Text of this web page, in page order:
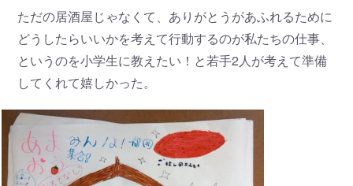
ただの居酒屋じゃなくて、ありがとうがあふれるために
どうしたらいいかを考えて行動するのが私たちの仕事、
というのを小学生に教えたい！と若手2人が考えて準備
してくれて嬉しかった。